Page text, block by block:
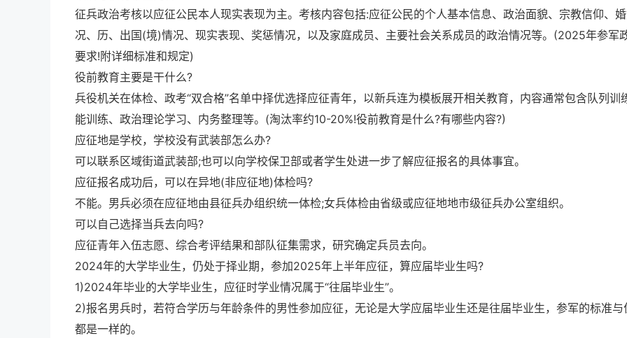
征兵政治考核以应征公民本人现实表现为主。考核内容包括:应征公民的个人基本信息、政治面貌、宗教信仰、
况、历、出国(境)情况、现实表现、奖惩情况，以及家庭成员、主要社会关系成员的政治情况等。(2025年参军
要求!附详细标准和规定)
役前教育主要是干什么?
兵役机关在体检、政考“双合格”名单中择优选择应征青年，以新兵连为模板展开相关教育，内容通常包含队列训
能训练、政治理论学习、内务整理等。(淘汰率约10-20%!役前教育是什么?有哪些内容?)
应征地是学校，学校没有武装部怎么办?
可以联系区域街道武装部;也可以向学校保卫部或者学生处进一步了解应征报名的具体事宜。
应征报名成功后，可以在异地(非应征地)体检吗?
不能。男兵必须在应征地由县征兵办组织统一体检;女兵体检由省级或应征地地市级征兵办公室组织。
可以自己选择当兵去向吗?
应征青年入伍志愿、综合考评结果和部队征集需求，研究确定兵员去向。
2024年的大学毕业生，仍处于择业期，参加2025年上半年应征，算应届毕业生吗?
1)2024年毕业的大学毕业生，应征时学业情况属于“往届毕业生”。
2)报名男兵时，若符合学历与年龄条件的男性参加应征，无论是大学应届毕业生还是往届毕业生，参军的标准与
都是一样的。